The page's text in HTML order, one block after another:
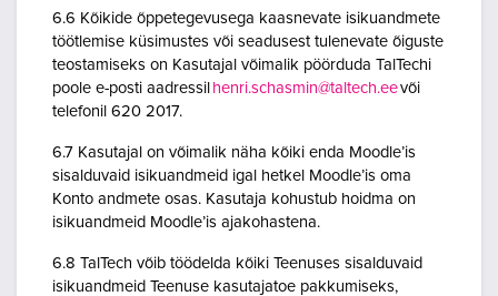
6.6 Kõikide õppetegevusega kaasnevate isikuandmete
töötlemise küsimustes või seadusest tulenevate õiguste
teostamiseks on Kasutajal võimalik pöörduda TalTechi
poole e-posti aadressil henri.schasmin@taltech.eevõi
telefonil 620 2017.
6.7 Kasutajal on võimalik näha kõiki enda Moodle’is
sisalduvaid isikuandmeid igal hetkel Moodle’is oma
Konto andmete osas. Kasutaja kohustub hoidma on
isikuandmeid Moodle’is ajakohastena.
6.8 TalTech võib töödelda kõiki Teenuses sisalduvaid
isikuandmeid Teenuse kasutajatoe pakkumiseks,